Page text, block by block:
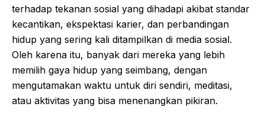
terhadap tekanan sosial yang dihadapi akibat standar
kecantikan, ekspektasi karier, dan perbandingan
hidup yang sering kali ditampilkan di media sosial.
Oleh karena itu, banyak dari mereka yang lebih
memilih gaya hidup yang seimbang, dengan
mengutamakan waktu untuk diri sendiri, meditasi,
atau aktivitas yang bisa menenangkan pikiran.